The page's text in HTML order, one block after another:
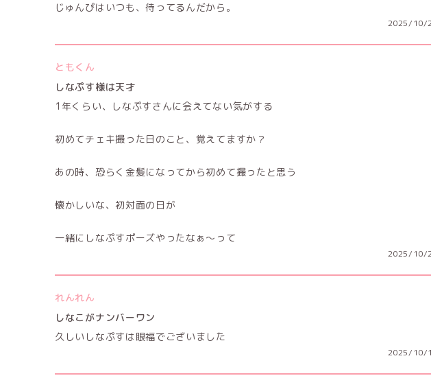
じゅんぴはいつも、待ってるんだから。
2025/10/
ともくん
しなぷす様は天才
1年くらい、しなぷすさんに会えてない気がする
初めてチェキ撮った日のこと、覚えてますか？
あの時、恐らく金髪になってから初めて撮ったと思う
懐かしいな、初対面の日が
一緒にしなぷすポーズやったなぁ〜って
2025/10/
れんれん
しなこがナンバーワン
久しいしなぷすは眼福でございました
2025/10/